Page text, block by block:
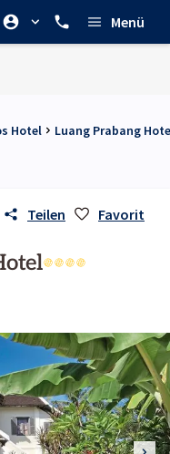
Menü
Hotel Luang Prabang
Teilen Favorit